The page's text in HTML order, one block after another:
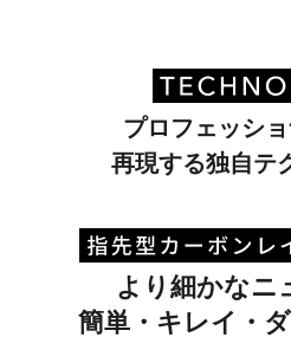
プロフェッシ
再現する独自テ
より細かなニ
簡単・キレイ・